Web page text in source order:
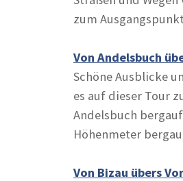
zum
Von Andelsbuch
Schöne Ausblicke
es auf dieser Tour
Andelsbuch
Höhenmeter
Von Bizau übers